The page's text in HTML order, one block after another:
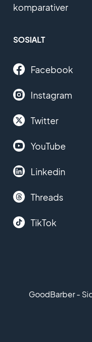
komparativer
SOSIALT
Facebook
Instagram
Twitter
YouTube
Linkedin
Threads
TikTok
GoodBarber -